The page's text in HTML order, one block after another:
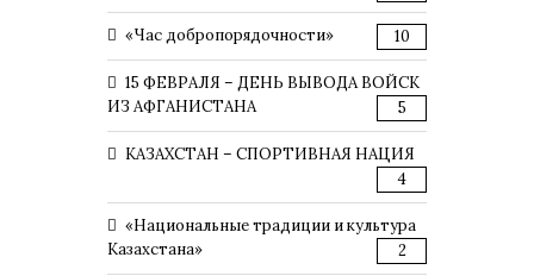
«Час добропорядочности» 10
15 ФЕВРАЛЯ – ДЕНЬ ВЫВОДА ВОЙСК
ИЗ АФГАНИСТАНА
5
КАЗАХСТАН – СПОРТИВНАЯ НАЦИЯ
4
«Национальные традиции и культура
Казахстана»
2